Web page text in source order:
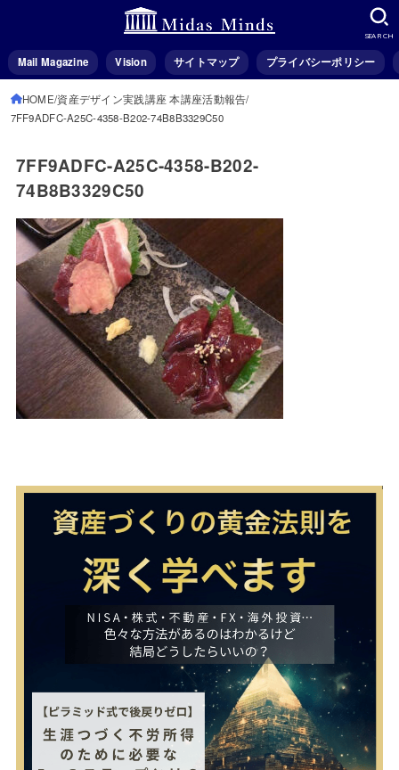
Mail Magazine Vision サイトマップ プライバシーポリシー
SEARCH
HOME 資産デザイン実践講座 本講座活動報告
7FF9ADFC-A25C-4358-B202-74B8B3329C50
7FF9ADFC-A25C-4358-B202-
74B8B3329C50